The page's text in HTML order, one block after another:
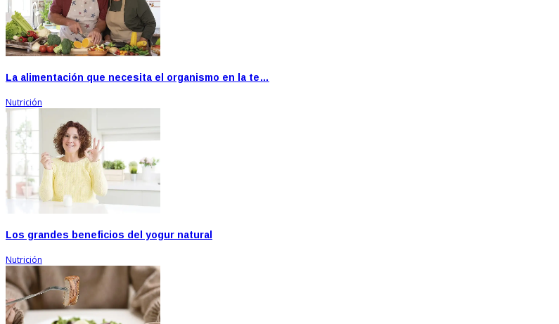
La alimentación que necesita el organismo en la te…
Nutrición
Los grandes beneficios del yogur natural
Nutrición